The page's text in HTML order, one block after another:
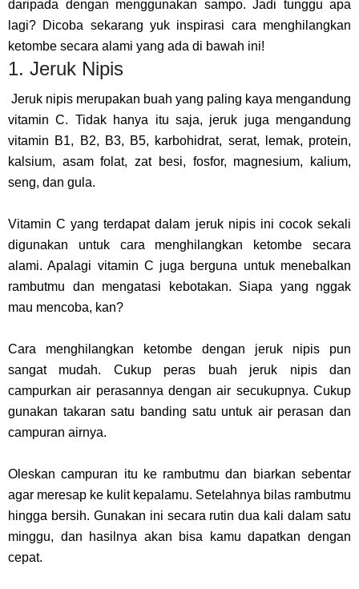
daripada dengan menggunakan sampo. Jadi tunggu apa
lagi? Dicoba sekarang yuk inspirasi cara menghilangkan
ketombe secara alami yang ada di bawah ini!
1. Jeruk Nipis
Jeruk nipis merupakan buah yang paling kaya mengandung
vitamin C. Tidak hanya itu saja, jeruk juga mengandung
vitamin B1, B2, B3, B5, karbohidrat, serat, lemak, protein,
kalsium, asam folat, zat besi, fosfor, magnesium, kalium,
seng, dan gula.
Vitamin C yang terdapat dalam jeruk nipis ini cocok sekali
digunakan untuk cara menghilangkan ketombe secara
alami. Apalagi vitamin C juga berguna untuk menebalkan
rambutmu dan mengatasi kebotakan. Siapa yang nggak
mau mencoba, kan?
Cara menghilangkan ketombe dengan jeruk nipis pun
sangat mudah. Cukup peras buah jeruk nipis dan
campurkan air perasannya dengan air secukupnya. Cukup
gunakan takaran satu banding satu untuk air perasan dan
campuran airnya.
Oleskan campuran itu ke rambutmu dan biarkan sebentar
agar meresap ke kulit kepalamu. Setelahnya bilas rambutmu
hingga bersih. Gunakan ini secara rutin dua kali dalam satu
minggu, dan hasilnya akan bisa kamu dapatkan dengan
cepat.